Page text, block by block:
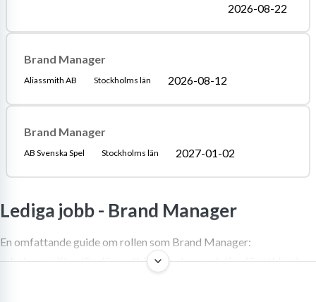
2026-08-22
Brand Manager
Aliassmith AB Stockholms län 2026-08-12
Brand Manager
AB Svenska Spel Stockholms län 2027-01-02
Lediga jobb - Brand Manager
En omfattande guide om rollen som Brand Manager:
arbetsuppgifter, löneläge, utbildningskrav och tips för att landa